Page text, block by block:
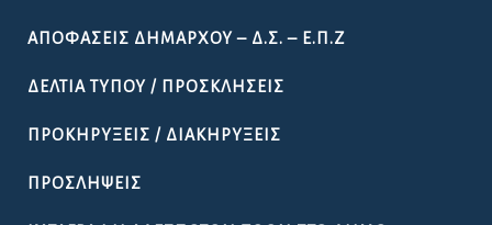
ΑΠΟΦΆΣΕΙΣ ΔΗΜΆΡΧΟΥ – Δ.Σ. – Ε.Π.Ζ
ΔΕΛΤΊΑ ΤΎΠΟΥ / ΠΡΟΣΚΛΉΣΕΙΣ
ΠΡΟΚΗΡΎΞΕΙΣ / ΔΙΑΚΗΡΎΞΕΙΣ
ΠΡΟΣΛΉΨΕΙΣ